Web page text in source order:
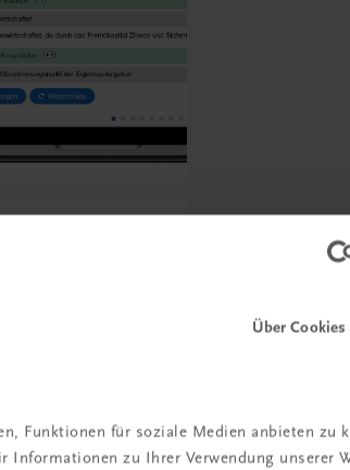
Über Cookies
Funktionen für soziale Medien anbieten zu
Informationen zu Ihrer Verwendung unserer